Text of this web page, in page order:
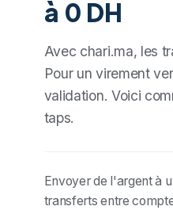
à 0 DH
Avec chari.ma, les
Pour un virement
validation. Voici
taps.
Envoyer de l'argent à
transferts entre